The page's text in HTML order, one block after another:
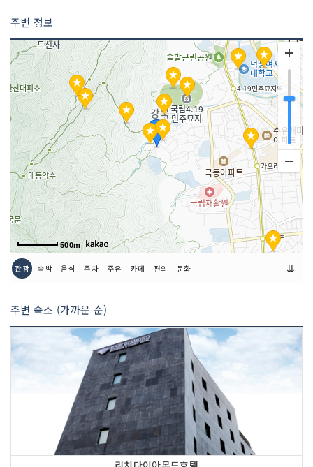
쉬는날 연중무휴
취급 메뉴
프랜치 토스트 / 샌드위치 / 아메리카노
등
인허가번호 20080053070
주변 정보
500m
관광 숙박 음식 주차 주유 카페 편의 문화 ⇊
주변 숙소 (가까운 순)